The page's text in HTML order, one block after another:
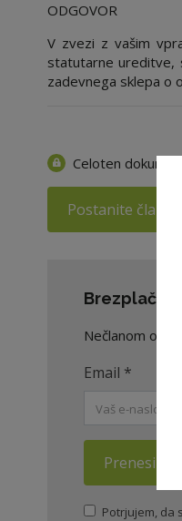
ODGOVOR
V zvezi z vašim
statutarne ureditve,
zadevnega sklepa o
Celoten
Postanite član
Nečlanom
Email *
Prenesi
Potrjujem, da